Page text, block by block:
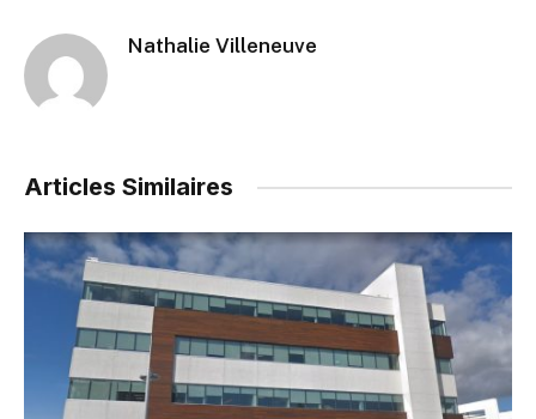
Nathalie Villeneuve
Articles Similaires